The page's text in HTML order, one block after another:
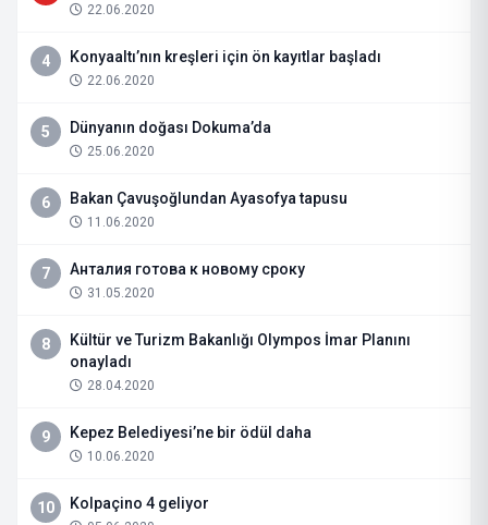
22.06.2020
4 Konyaaltı’nın kreşleri için ön kayıtlar başladı
22.06.2020
5 Dünyanın doğası Dokuma’da
25.06.2020
6 Bakan Çavuşoğlundan Ayasofya tapusu
11.06.2020
7 Анталия готова к новому сроку
31.05.2020
8
Kültür ve Turizm Bakanlığı Olympos İmar Planını
onayladı
28.04.2020
9 Kepez Belediyesi’ne bir ödül daha
10.06.2020
10 Kolpaçino 4 geliyor